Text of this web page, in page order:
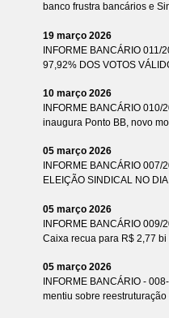
banco frustra bancários e
19 março 2026
INFORME BANCÁRIO 011/
97,92% DOS VOTOS
10 março 2026
INFORME BANCÁRIO
inaugura Ponto BB, novo
05 março 2026
INFORME BANCÁRIO 007/
ELEIÇÃO SINDICAL NO
05 março 2026
INFORME BANCÁRIO 009/
Caixa recua para R$ 2,77 bi
05 março 2026
INFORME BANCÁRIO -
mentiu sobre reestruturação